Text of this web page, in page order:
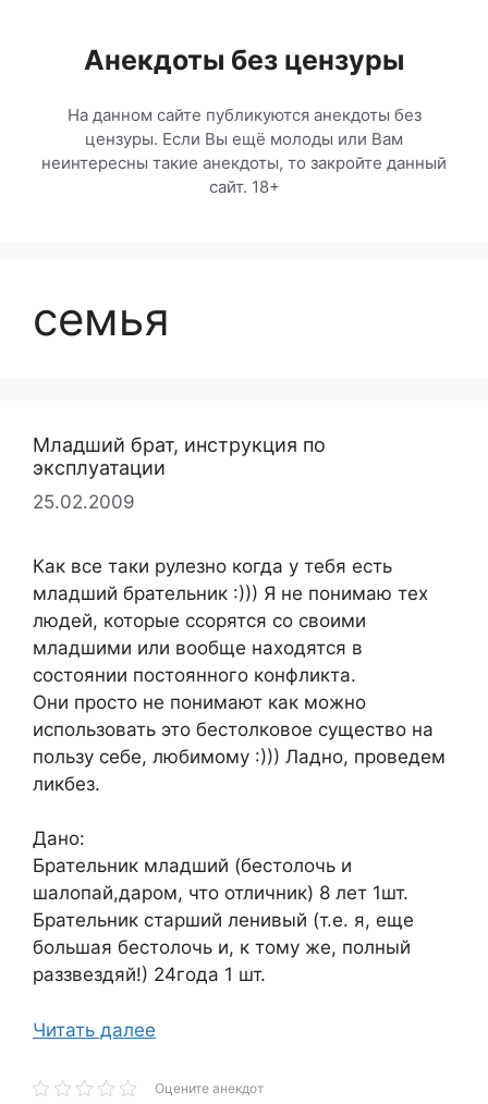
содержимомуАнекдоты без цензуры
На данном сайте публикуются анекдоты без
цензуры. Если Вы ещё молоды или Вам
неинтересны такие анекдоты, то закройте данный
сайт. 18+
семья
Младший брат, инструкция по
эксплуатации
25.02.2009
Как все таки рулезно когда у тебя есть
младший брательник :))) Я не понимаю тех
людей, которые ссорятся со своими
младшими или вообще находятся в
состоянии постоянного конфликта.
Они просто не понимают как можно
использовать это бестолковое существо на
пользу себе, любимому :))) Ладно, проведем
ликбез.
Дано:
Брательник младший (бестолочь и
шалопай,даром, что отличник) 8 лет 1шт.
Брательник старший ленивый (т.е. я, еще
большая бестолочь и, к тому же, полный
раззвездяй!) 24года 1 шт.
Читать далее
Оцените анекдот